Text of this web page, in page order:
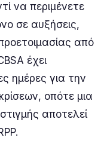
να περιμένετε
σε αυξήσεις,
από
έχει
ημέρες για την
οπότε μια
αποτελεί